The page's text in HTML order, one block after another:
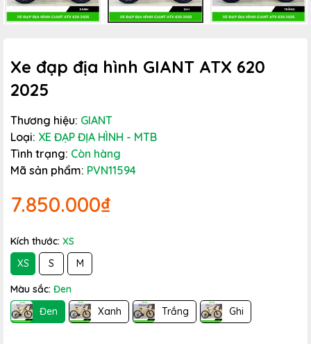
Xe đạp địa hình GIANT ATX 620
2025
Thương hiệu: GIANT
Loại: XE ĐẠP ĐỊA HÌNH - MTB
Tình trạng: Còn hàng
Mã sản phẩm: PVN11594
7.850.000₫
Kích thước: XS
XS
S M
Màu sắc: Đen
Đen
Xanh Trắng Ghi